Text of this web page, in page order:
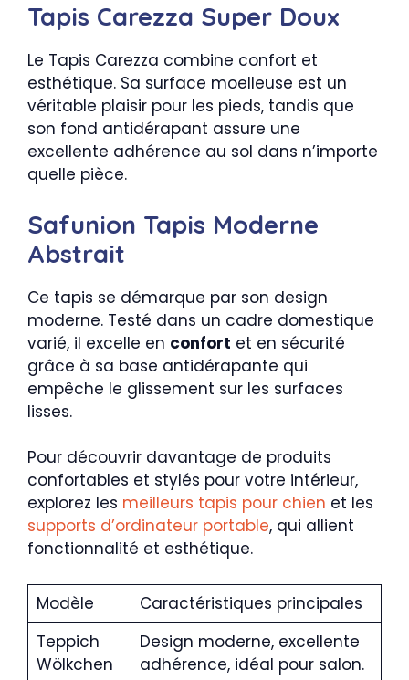
Tapis Carezza Super Doux
Le Tapis Carezza combine confort et
esthétique. Sa surface moelleuse est un
véritable plaisir pour les pieds, tandis que
son fond antidérapant assure une
excellente adhérence au sol dans n’importe
quelle pièce.
Safunion Tapis Moderne
Abstrait
Ce tapis se démarque par son design
moderne. Testé dans un cadre domestique
varié, il excelle en confort et en sécurité
grâce à sa base antidérapante qui
empêche le glissement sur les surfaces
lisses.
Pour découvrir davantage de produits
confortables et stylés pour votre intérieur,
explorez les meilleurs tapis pour chien et les
supports d’ordinateur portable, qui allient
fonctionnalité et esthétique.
Modèle
Caractéristiques principales
Teppich
Wölkchen
Design moderne, excellente
adhérence, idéal pour salon.